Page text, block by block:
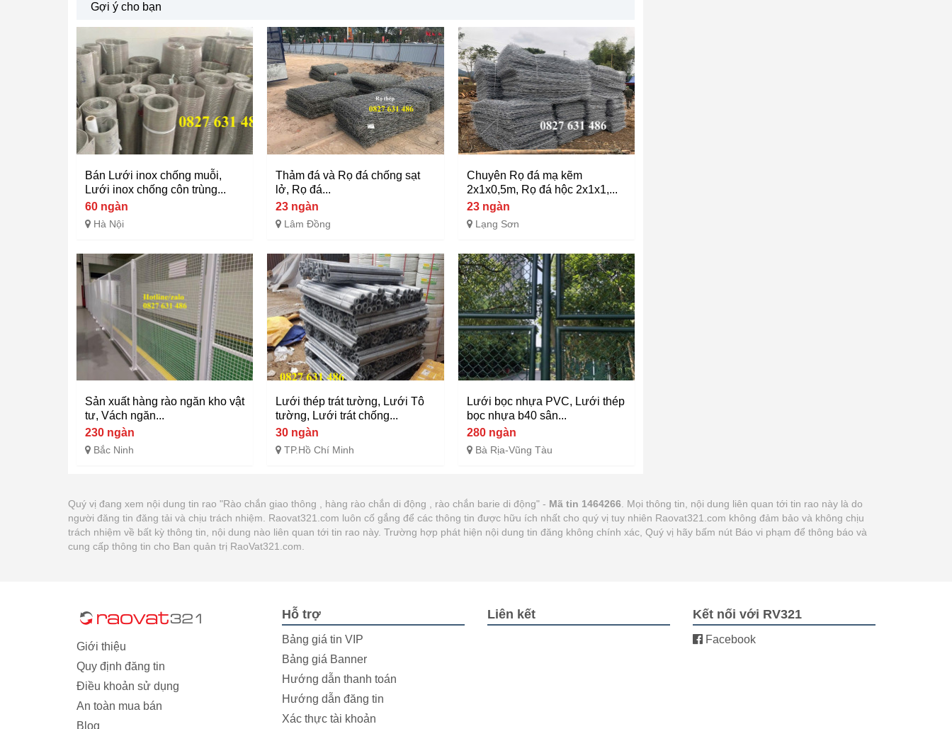
Gợi ý cho bạn
Bán Lưới inox chống muỗi,
Lưới inox chống côn trùng...
60 ngàn
Hà Nội
Thảm đá và Rọ đá chống sạt
lở, Rọ đá...
23 ngàn
Lâm Đồng
Chuyên Rọ đá mạ kẽm
2x1x0,5m, Rọ đá hộc 2x1x1,...
23 ngàn
Lạng Sơn
Sản xuất hàng rào ngăn kho vật
tư, Vách ngăn...
230 ngàn
Bắc Ninh
Lưới thép trát tường, Lưới Tô
tường, Lưới trát chống...
30 ngàn
TP.Hồ Chí Minh
Lưới bọc nhựa PVC, Lưới thép
bọc nhựa b40 sân...
280 ngàn
Bà Rịa-Vũng Tàu
Quý vị đang xem nội dung tin rao "Rào chắn giao thông , hàng rào chắn di động , rào chắn barie di động" - Mã tin 1464266 . Mọi thông tin, nội dung liên quan tới tin rao này là do
người đăng tin đăng tải và chịu trách nhiệm. Raovat321.com luôn cố gắng để các thông tin được hữu ích nhất cho quý vị tuy nhiên Raovat321.com không đảm bảo và không chịu
trách nhiệm về bất kỳ thông tin, nội dung nào liên quan tới tin rao này. Trường hợp phát hiện nội dung tin đăng không chính xác, Quý vị hãy bấm nút Báo vi phạm để thông báo và
cung cấp thông tin cho Ban quản trị RaoVat321.com.
Giới thiệu
Quy định đăng tin
Điều khoản sử dụng
An toàn mua bán
Blog
Hỗ trợ
Bảng giá tin VIP
Bảng giá Banner
Hướng dẫn thanh toán
Hướng dẫn đăng tin
Xác thực tài khoản
Liên kết Kết nối với RV321
Facebook